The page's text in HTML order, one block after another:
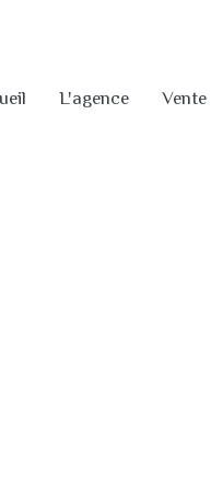
L'agence Vente